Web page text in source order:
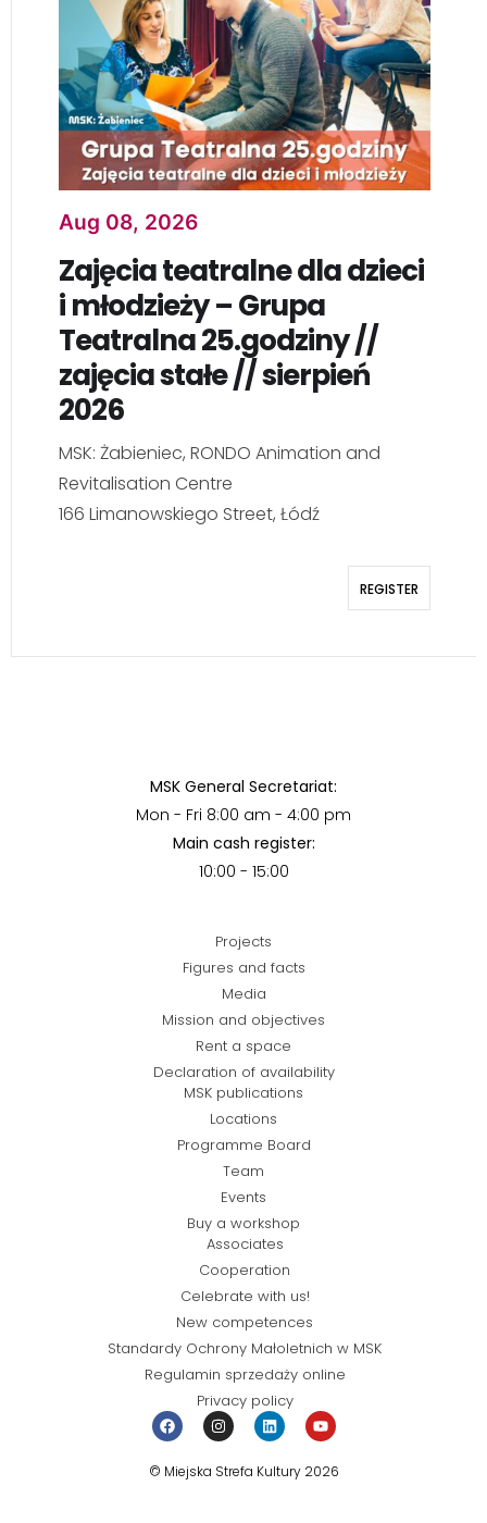
Aug 08, 2026
Zajęcia teatralne dla dzieci
i młodzieży – Grupa
Teatralna 25.godziny //
zajęcia stałe // sierpień
2026
MSK: Żabieniec, RONDO Animation and
Revitalisation Centre
166 Limanowskiego Street, Łódź
REGISTER
MSK General Secretariat:
Mon - Fri 8:00 am - 4:00 pm
Main cash register:
10:00 - 15:00
Projects
Figures and facts
Media
Mission and objectives
Rent a space
Declaration of availability
MSK publications
Locations
Programme Board
Team
Events
Buy a workshop
Associates
Cooperation
Celebrate with us!
New competences
Standardy Ochrony Małoletnich w MSK
Regulamin sprzedaży online
Privacy policy
© Miejska Strefa Kultury 2026